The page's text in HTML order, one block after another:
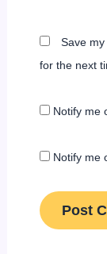
Save
for the next
Notify me
Notify me